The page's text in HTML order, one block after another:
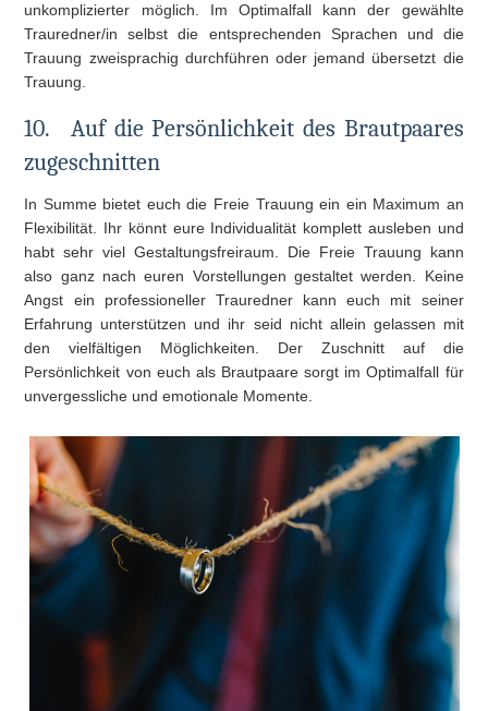
unkomplizierter möglich. Im Optimalfall kann der gewählte
Trauredner/in selbst die entsprechenden Sprachen und die
Trauung zweisprachig durchführen oder jemand übersetzt die
Trauung.
10.
Auf die Persönlichkeit des Brautpaares
zugeschnitten
In Summe bietet euch die Freie Trauung ein ein Maximum an
Flexibilität. Ihr könnt eure Individualität komplett ausleben und
habt sehr viel Gestaltungsfreiraum. Die Freie Trauung kann
also ganz nach euren Vorstellungen gestaltet werden. Keine
Angst ein professioneller Trauredner kann euch mit seiner
Erfahrung unterstützen und ihr seid nicht allein gelassen mit
den vielfältigen Möglichkeiten. Der Zuschnitt auf die
Persönlichkeit von euch als Brautpaare sorgt im Optimalfall für
unvergessliche und emotionale Momente.